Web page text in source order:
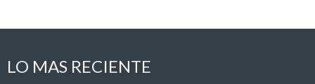
LO MAS RECIENTE